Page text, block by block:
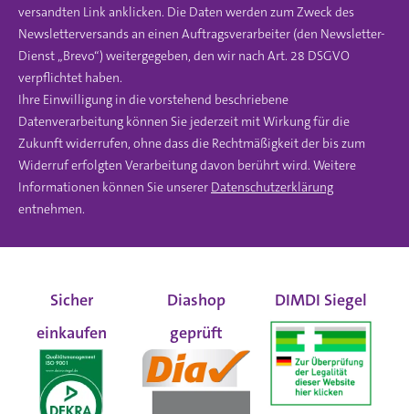
versandten Link anklicken. Die Daten werden zum Zweck des
Newsletterversands an einen Auftragsverarbeiter (den Newsletter-
Dienst „Brevo“) weitergegeben, den wir nach Art. 28 DSGVO
verpflichtet haben.
Ihre Einwilligung in die vorstehend beschriebene
Datenverarbeitung können Sie jederzeit mit Wirkung für die
Zukunft widerrufen, ohne dass die Rechtmäßigkeit der bis zum
Widerruf erfolgten Verarbeitung davon berührt wird. Weitere
Informationen können Sie unserer Datenschutzerklärung
entnehmen.
Sicher
einkaufen
Diashop
geprüft
DIMDI Siegel